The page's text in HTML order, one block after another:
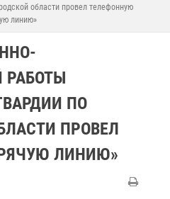
области провел телефонную
линию»
РАБОТЫ
ПО
ПРОВЕЛ
ЛИНИЮ»